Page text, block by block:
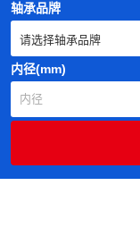
轴承品牌
内径(mm)